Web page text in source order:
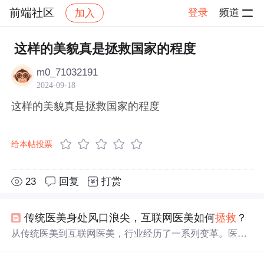
前端社区 加入 登录 频道
社区 前端社区 感慨 帖子详情
这样的美貌真是拯救国家的程度
m0_71032191
2024-09-18
这样的美貌真是拯救国家的程度
给本帖投票
23 回复 打赏
传统医美身处风口浪尖，互联网医美如何拯救 ？
从传统医美到互联网医美，行业经历了一系列变革。医美